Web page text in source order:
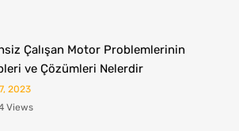
Çalışan Motor Problemlerinin
ve Çözümleri Nelerdir
2023
Views